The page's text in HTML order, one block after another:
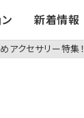
新着情報
アクセサリー特集！